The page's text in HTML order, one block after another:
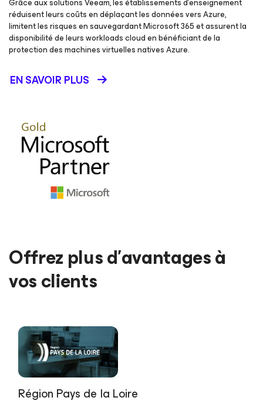
Grâce aux solutions Veeam, les établissements d’enseignement
réduisent leurs coûts en déplaçant les données vers Azure,
limitent les risques en sauvegardant Microsoft 365 et assurent la
disponibilité de leurs workloads cloud en bénéficiant de la
protection des machines virtuelles natives Azure.
EN SAVOIR PLUS
Offrez plus d’avantages à
vos clients
Région Pays de la Loire